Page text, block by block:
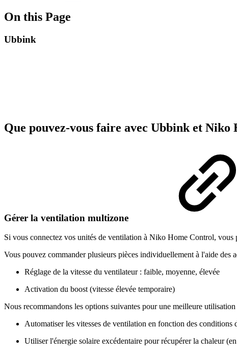
On this Page
Ubbink
Que pouvez-vous faire avec Ubbink et Niko
Gérer la ventilation multizone
Si vous connectez vos unités de ventilation à Niko Home Control,
Vous pouvez commander plusieurs pièces individuellement à l'aide des
Réglage de la vitesse du ventilateur : faible, moyenne, élevée
Activation du boost (vitesse élevée temporaire)
Nous recommandons les options suivantes pour une meilleure
Automatiser les vitesses de ventilation en fonction des
Utiliser l'énergie solaire excédentaire pour récupérer la chaleur